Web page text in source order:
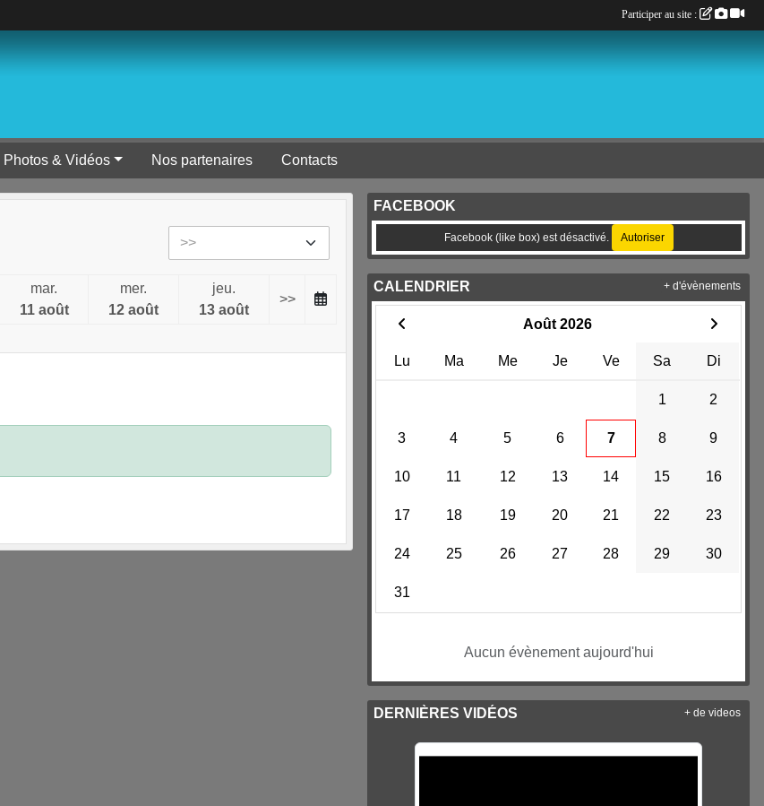
Photos & Vidéos Nos partenaires Contacts
mar.
11 août
mer.
12 août
jeu.
13 août
>>
FACEBOOK
Facebook (like box) est désactivé. Autoriser
CALENDRIER
Août 2026
Lu Ma Me Je Ve Sa Di
1 2
3 4 5 6 7 8 9
10 11 12 13 14 15 16
17 18 19 20 21 22 23
24 25 26 27 28 29 30
31
Aucun évènement aujourd'hui
+ d'évènements
DERNIÈRES VIDÉOS + de videos
Participer au site :